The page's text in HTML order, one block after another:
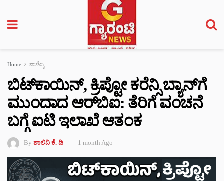
Home ವಾಣಿಜ್ಯ
ಬಿಟ್‌ಕಾಯಿನ್, ಕ್ರಿಪ್ಟೋ ಕರೆನ್ಸಿ ಬ್ಯಾನ್‌ಗೆ
ಮುಂದಾದ ಆರ್‌‌ಬಿಐ: ತೆರಿಗೆ ವಂಚನೆ
ಬಗ್ಗೆ ಐಟಿ ಇಲಾಖೆ ಆತಂಕ
By ಶಾಲಿನಿ ಕೆ. ಡಿ 1 month Ago